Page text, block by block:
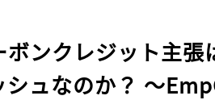
ボンクレジット主張
シュなのか？ 〜